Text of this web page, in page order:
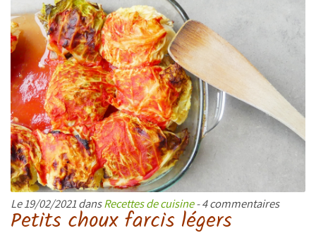
Le 19/02/2021 dansRecettes de cuisine- 4 commentaires
Petits choux farcis légers